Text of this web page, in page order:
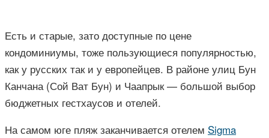
Есть и старые, зато доступные по цене
кондоминиумы, тоже пользующиеся популярностью,
как у русских так и у европейцев. В районе улиц Бун
Канчана (Сой Ват Бун) и Чаапрык — большой выбор
бюджетных гестхаусов и отелей.
На самом юге пляж заканчивается отелем Sigma